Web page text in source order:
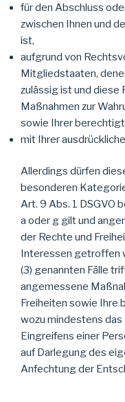
für den Abschluss
zwischen Ihnen und
ist,
aufgrund von
Mitgliedstaaten,
zulässig ist und
Maßnahmen zur
sowie Ihrer
mit Ihrer
Allerdings dürfen
besonderen
Art. 9 Abs. 1 DSGVO
a oder g gilt und
der Rechte und
Interessen getroffen
(3) genannten Fälle
angemessene
Freiheiten sowie Ihre
wozu mindestens
Eingreifens einer
auf Darlegung des
Anfechtung der